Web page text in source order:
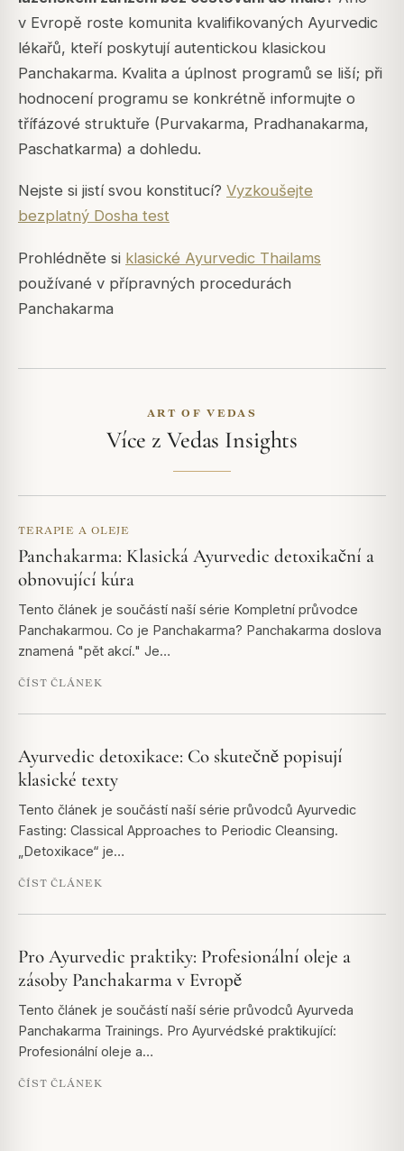
v Evropě roste komunita kvalifikovaných Ayurvedic
lékařů, kteří poskytují autentickou klasickou
Panchakarma. Kvalita a úplnost programů se liší; při
hodnocení programu se konkrétně informujte o
třífázové struktuře (Purvakarma, Pradhanakarma,
Paschatkarma) a dohledu.
Nejste si jistí svou konstitucí? Vyzkoušejte
bezplatný Dosha test
Prohlédněte si klasické Ayurvedic Thailams
používané v přípravných procedurách
Panchakarma
ART OF VEDAS
Více z Vedas Insights
TERAPIE A OLEJE
Panchakarma: Klasická Ayurvedic detoxikační a
obnovující kúra
Tento článek je součástí naší série Kompletní průvodce
Panchakarmou. Co je Panchakarma? Panchakarma doslova
znamená "pět akcí." Je…
ČÍST ČLÁNEK
Ayurvedic detoxikace: Co skutečně popisují
klasické texty
Tento článek je součástí naší série průvodců Ayurvedic
Fasting: Classical Approaches to Periodic Cleansing.
„Detoxikace“ je…
ČÍST ČLÁNEK
Pro Ayurvedic praktiky: Profesionální oleje a
zásoby Panchakarma v Evropě
Tento článek je součástí naší série průvodců Ayurveda
Panchakarma Trainings. Pro Ayurvédské praktikující:
Profesionální oleje a…
ČÍST ČLÁNEK